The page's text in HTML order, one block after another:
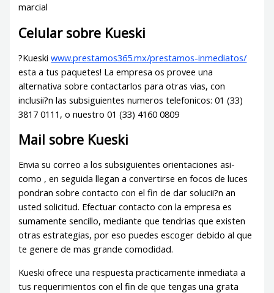
marcial
Celular sobre Kueski
?Kueskiwww.prestamos365.mx/prestamos-inmediatos/
esta a tus paquetes! La empresa os provee una
alternativa sobre contactarlos para otras vias, con
inclusii?n las subsiguientes numeros telefonicos: 01 (33)
3817 0111, o nuestro 01 (33) 4160 0809
Mail sobre Kueski
Envia su correo a los subsiguientes orientaciones asi­
como , en seguida llegan a convertirse en focos de luces
pondran sobre contacto con el fin de dar solucii?n an
usted solicitud. Efectuar contacto con la empresa es
sumamente sencillo, mediante que tendri­as que existen
otras estrategias, por eso puedes escoger debido al que
te genere de mas grande comodidad.
Kueski ofrece una respuesta practicamente inmediata a
tus requerimientos con el fin de que tengas una grata